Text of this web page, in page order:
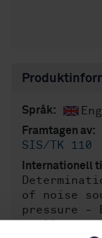
Språk:
Framtagen av:
SIS/TK 110
Internationell
of noise
pressure -
small,